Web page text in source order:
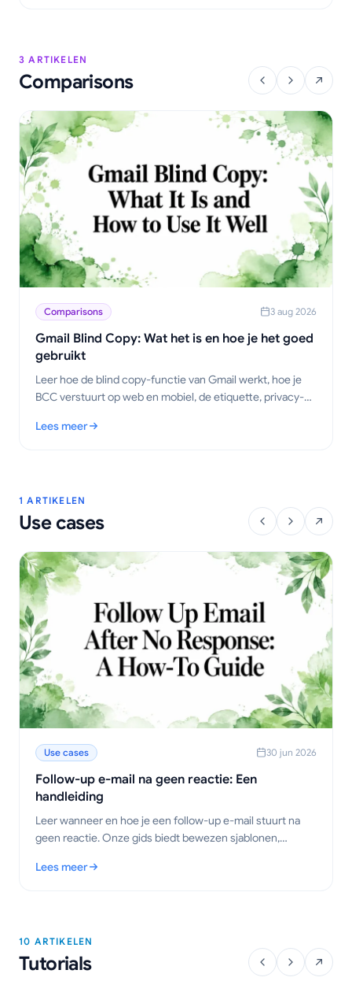
3 ARTIKELEN
Comparisons
Comparisons 3 aug 2026
Gmail Blind Copy: Wat het is en hoe je het goed
gebruikt
Leer hoe de blind copy-functie van Gmail werkt, hoe je
BCC verstuurt op web en mobiel, de etiquette, privacy-
Lees meer
: Gmail Blind Copy: Wat het is en hoe je het goed gebruikt
1 ARTIKELEN
Use cases
Use cases 30 jun 2026
Follow-up e-mail na geen reactie: Een
handleiding
Leer wanneer en hoe je een follow-up e-mail stuurt na
geen reactie. Onze gids biedt bewezen sjablonen,
Lees meer
: Follow-up e-mail na geen reactie: Een handleiding
10 ARTIKELEN
Tutorials